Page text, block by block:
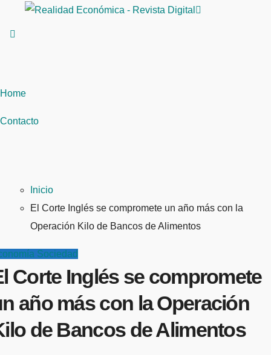
Home
Contacto
Inicio
El Corte Inglés se compromete un año más con la
Operación Kilo de Bancos de Alimentos
Sociedad
Corte Inglés se compromete
año más con la Operación
de Bancos de Alimentos